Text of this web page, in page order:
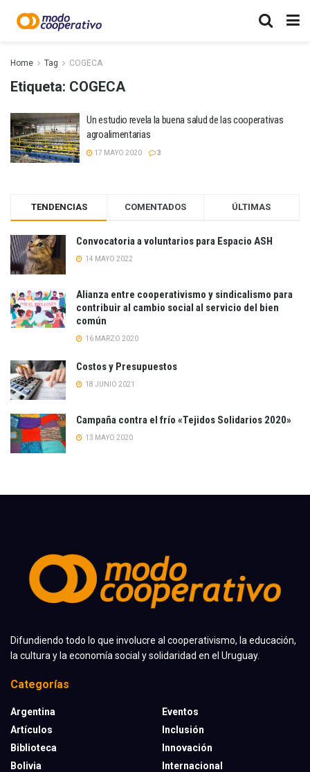
Home Tag COGECA
Etiqueta: COGECA
Un estudio revela la buena salud de las cooperativas
agroalimentarias
17 MAYO 2020 3
TENDENCIAS COMENTADOS ÚLTIMAS
Convocatoria a voluntarios para Espacio ASH
14 MAYO 2022
Alianza entre cooperativismo y sindicalismo para
contribuir al cambio social al servicio del bien
común
16 MARZO 2020
Costos y Presupuestos
18 JUNIO 2021
Campaña contra el frío «Tejidos Solidarios 2020»
13 MAYO 2020
Difundiendo todo lo que involucre al cooperativismo, la educación,
la cultura y la economía social y solidaridad en el Uruguay.
Categorías
Argentina
Artículos
Biblioteca
Bolivia
Eventos
Inclusión
Innovación
Internacional